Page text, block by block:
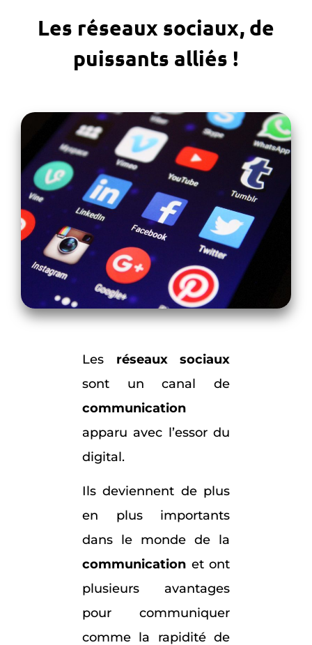
Les réseaux sociaux, de
puissants alliés !
Les réseaux sociaux
sont un canal de
communication
apparu avec l’essor du
digital.
Ils deviennent de plus
en plus importants
dans le monde de la
communication et ont
plusieurs avantages
pour communiquer
comme la rapidité de